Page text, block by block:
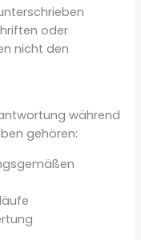
oder
nicht den
während
gehören: